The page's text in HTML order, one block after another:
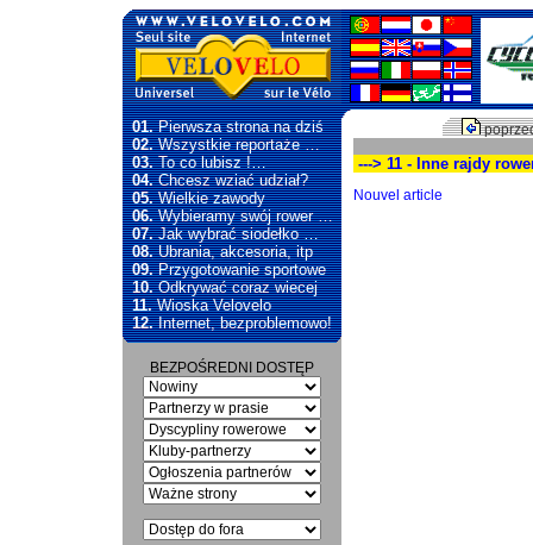
01.Pierwsza strona na dziś
02.Wszystkie reportaże …
03.To co lubisz !…
04.Chcesz wziać udział?
05.Wielkie zawody
06.Wybieramy swój rower …
07.Jak wybrać siodełko …
08.Ubrania, akcesoria, itp
09.Przygotowanie sportowe
10.Odkrywać coraz wiecej
11.Wioska Velovelo
12.Internet, bezproblemowo!
BEZPOŚREDNI DOSTĘP
---> 11 - Inne rajdy
Nouvel article